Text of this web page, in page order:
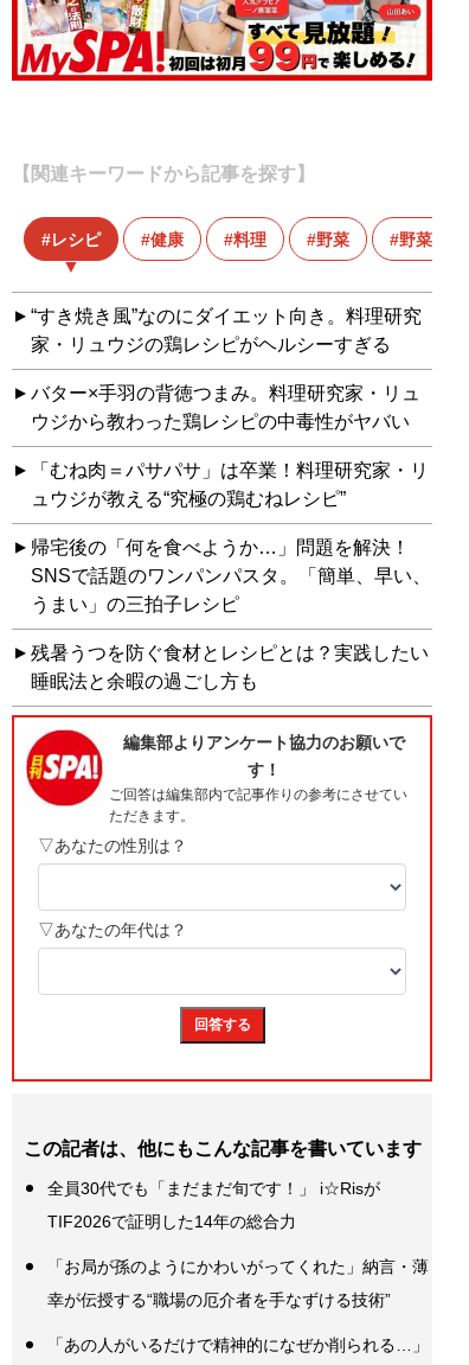
【関連キーワードから記事を探す】
レシピ 健康 料理 野菜 野菜難民
“すき焼き風”なのにダイエット向き。料理研究
家・リュウジの鶏レシピがヘルシーすぎる
バター×手羽の背徳つまみ。料理研究家・リュ
ウジから教わった鶏レシピの中毒性がヤバい
「むね肉＝パサパサ」は卒業！料理研究家・リ
ュウジが教える“究極の鶏むねレシピ”
帰宅後の「何を食べようか…」問題を解決！
SNSで話題のワンパンパスタ。「簡単、早い、
うまい」の三拍子レシピ
残暑うつを防ぐ食材とレシピとは？実践したい
睡眠法と余暇の過ごし方も
この記者は、他にもこんな記事を書いています
全員30代でも「まだまだ旬です！」 i☆Risが
TIF2026で証明した14年の総合力
「お局が孫のようにかわいがってくれた」納言・薄
幸が伝授する“職場の厄介者を手なずける技術”
「あの人がいるだけで精神的になぜか削られる…」